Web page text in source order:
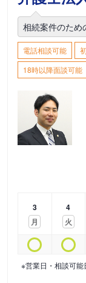
相続案件のため
電話相談可能
18時以降面談可能
3
月
4
火
※営業日・相談可